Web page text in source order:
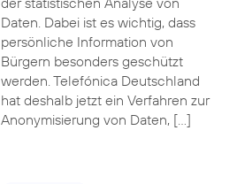
Daten. Dabei ist es wichtig, dass
persönliche Information von
Bürgern besonders geschützt
werden. Telefónica Deutschland
hat deshalb jetzt ein Verfahren zur
Anonymisierung von Daten, […]